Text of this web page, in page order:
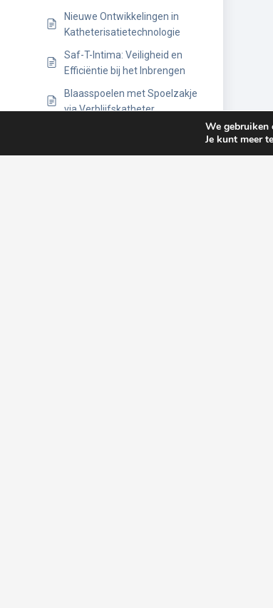
Nieuwe Ontwikkelingen in
Katheterisatietechnologie
Saf-T-Intima: Veiligheid en
Efficiëntie bij het Inbrengen
Blaasspoelen met Spoelzakje
via Verblijfskatheter
We gebruiken
Je kunt meer